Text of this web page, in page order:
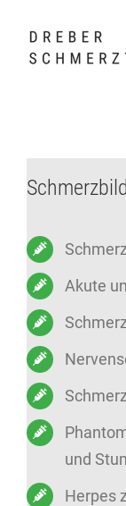
content
Akute
und
Herpes